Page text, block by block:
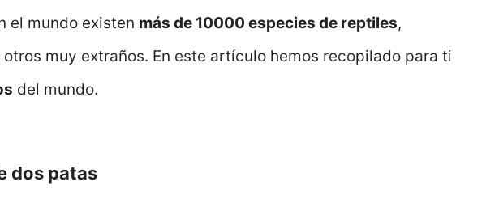
el mundo existen más de 10000 especies de reptiles,
muy extraños. En este artículo hemos recopilado para ti
del mundo.
dos patas